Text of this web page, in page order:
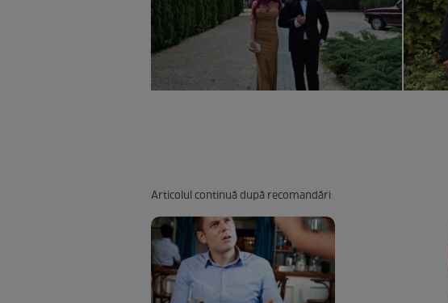
Articolul continuă după recomandări